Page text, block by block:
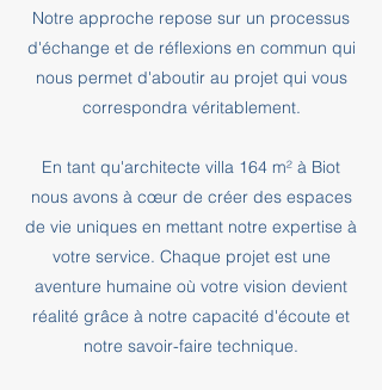
Notre approche repose sur un processus
d'échange et de réflexions en commun qui
nous permet d'aboutir au projet qui vous
correspondra véritablement.
En tant qu'architecte villa 164 m² à Biot
nous avons à cœur de créer des espaces
de vie uniques en mettant notre expertise à
votre service. Chaque projet est une
aventure humaine où votre vision devient
réalité grâce à notre capacité d'écoute et
notre savoir-faire technique.